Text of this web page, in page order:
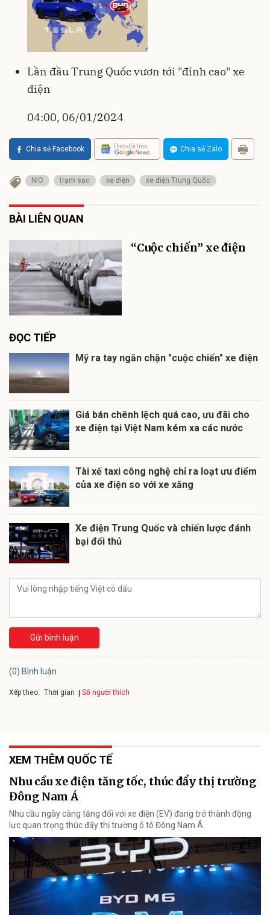
Lần đầu Trung Quốc vươn tới "đỉnh cao" xe
điện
04:00, 06/01/2024
Chia sẻ Facebook Theo dõi trên Chia sẻ Zalo
NIO trạm sạc xe điện xe điện Trung Quốc
BÀI LIÊN QUAN
“Cuộc chiến” xe điện
ĐỌC TIẾP
Mỹ ra tay ngăn chặn "cuộc chiến" xe điện
Giá bán chênh lệch quá cao, ưu đãi cho
xe điện tại Việt Nam kém xa các nước
Tài xế taxi công nghệ chỉ ra loạt ưu điểm
của xe điện so với xe xăng
Xe điện Trung Quốc và chiến lược đánh
bại đối thủ
Gửi bình luận
(0) Bình luận
Xếp theo: Thời gian Số người thích
XEM THÊM QUỐC TẾ
Nhu cầu xe điện tăng tốc, thúc đẩy thị trường
Đông Nam Á
Nhu cầu ngày càng tăng đối với xe điện (EV) đang trở thành động
lực quan trọng thúc đẩy thị trường ô tô Đông Nam Á.